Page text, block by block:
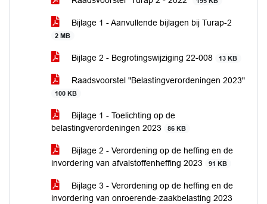
Bijlage 1 - Aanvullende bijlagen bij Turap-2
2 MB
Bijlage 2 - Begrotingswijziging 22-008 13 KB
Raadsvoorstel "Belastingverordeningen 2023"
100 KB
Bijlage 1 - Toelichting op de
belastingverordeningen 2023
86 KB
Bijlage 2 - Verordening op de heffing en de
invordering van afvalstoffenheffing 2023
91 KB
Bijlage 3 - Verordening op de heffing en de
invordering van onroerende-zaakbelasting 2023